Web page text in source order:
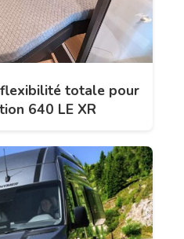
totale pour
640 LE XR